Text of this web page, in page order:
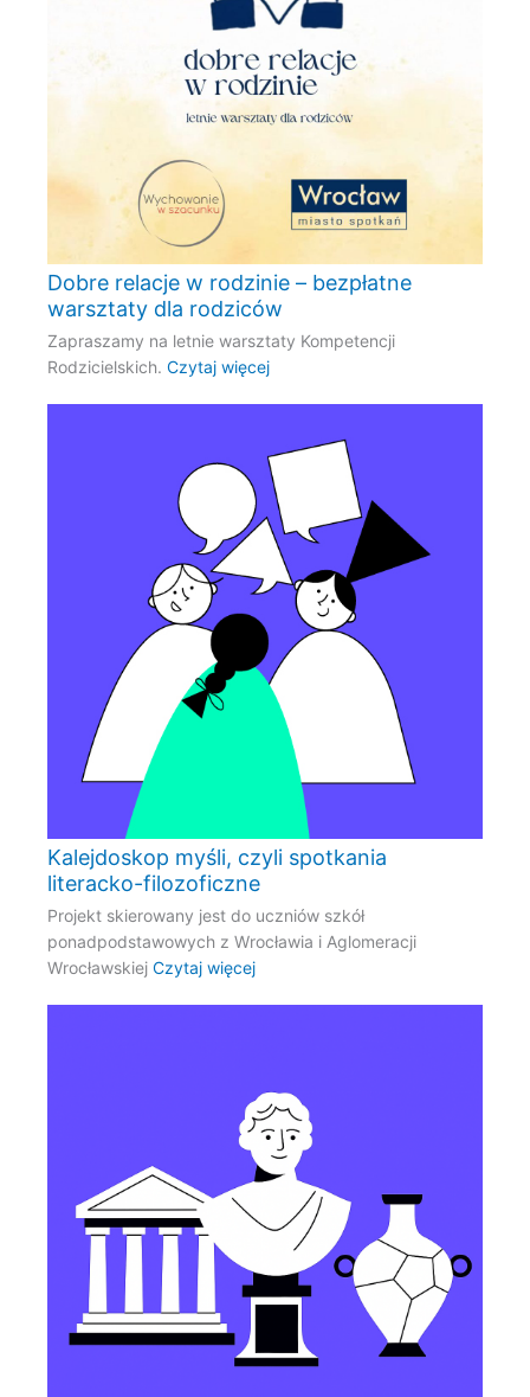
Dobre relacje w rodzinie – bezpłatne
warsztaty dla rodziców
Zapraszamy na letnie warsztaty Kompetencji
Rodzicielskich.Czytaj więcej
Kalejdoskop myśli, czyli spotkania
literacko-filozoficzne
Projekt skierowany jest do uczniów szkół
ponadpodstawowych z Wrocławia i Aglomeracji
WrocławskiejCzytaj więcej